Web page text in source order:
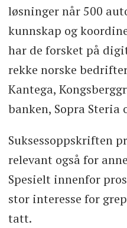
løsninger når 500
kunnskap og
har de forsket på
rekke norske
Kantega,
banken, Sopra Steria
Suksessoppskriften
relevant også for
Spesielt innenfor
stor interesse for
tatt.